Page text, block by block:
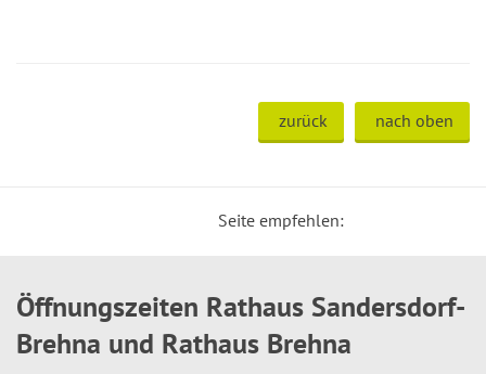
zurück nach oben
Seite empfehlen:
Öffnungszeiten Rathaus Sandersdorf-
Brehna und Rathaus Brehna